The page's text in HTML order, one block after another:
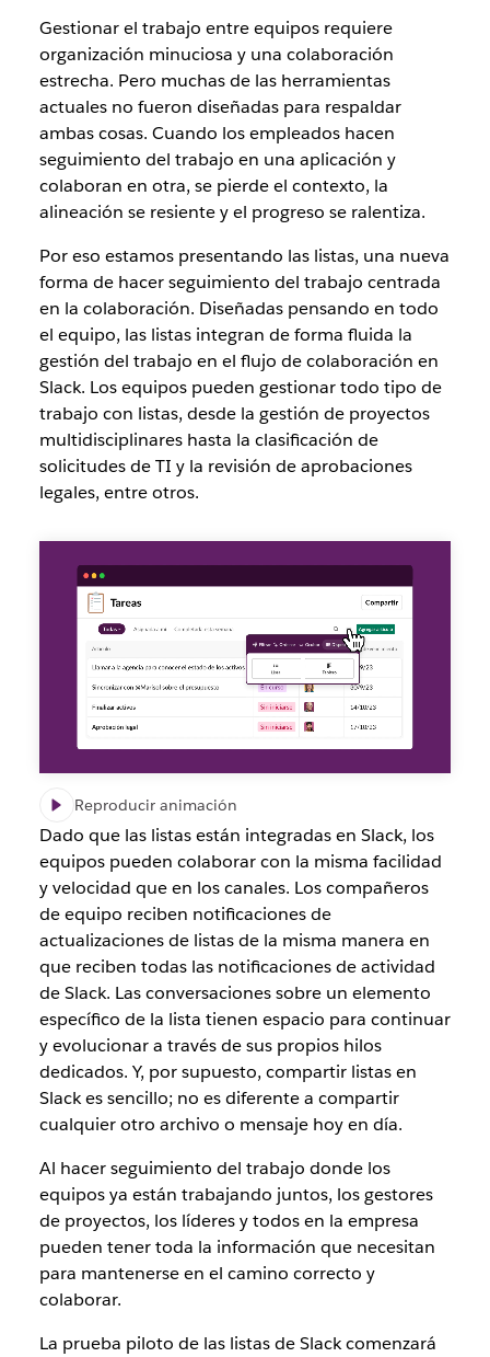
Gestionar el trabajo entre equipos requiere
organización minuciosa y una colaboración
estrecha. Pero muchas de las herramientas
actuales no fueron diseñadas para respaldar
ambas cosas. Cuando los empleados hacen
seguimiento del trabajo en una aplicación y
colaboran en otra, se pierde el contexto, la
alineación se resiente y el progreso se ralentiza.
Por eso estamos presentando las listas, una nueva
forma de hacer seguimiento del trabajo centrada
en la colaboración. Diseñadas pensando en todo
el equipo, las listas integran de forma fluida la
gestión del trabajo en el flujo de colaboración en
Slack. Los equipos pueden gestionar todo tipo de
trabajo con listas, desde la gestión de proyectos
multidisciplinares hasta la clasificación de
solicitudes de TI y la revisión de aprobaciones
legales, entre otros.
Reproducir animación
Dado que las listas están integradas en Slack, los
equipos pueden colaborar con la misma facilidad
y velocidad que en los canales. Los compañeros
de equipo reciben notificaciones de
actualizaciones de listas de la misma manera en
que reciben todas las notificaciones de actividad
de Slack. Las conversaciones sobre un elemento
específico de la lista tienen espacio para continuar
y evolucionar a través de sus propios hilos
dedicados. Y, por supuesto, compartir listas en
Slack es sencillo; no es diferente a compartir
cualquier otro archivo o mensaje hoy en día.
Al hacer seguimiento del trabajo donde los
equipos ya están trabajando juntos, los gestores
de proyectos, los líderes y todos en la empresa
pueden tener toda la información que necesitan
para mantenerse en el camino correcto y
colaborar.
La prueba piloto de las listas de Slack comenzará